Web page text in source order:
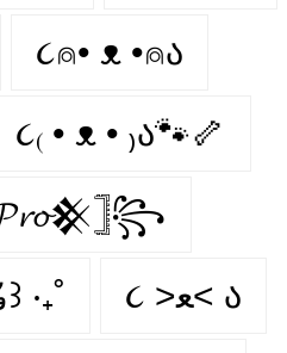
૮⍝• ᴥ •⍝ა
૮₍ • ᴥ • ₎ა🐾🦴
‧₊˚ ૮ >ﻌ< ა